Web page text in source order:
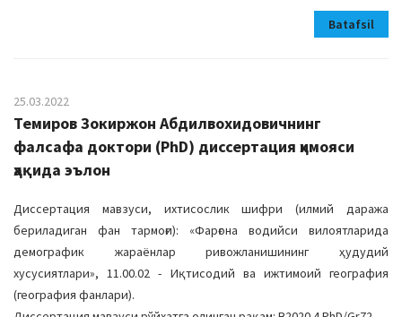
Batafsil
25.03.2022
Темиров Зокиржон Абдилвохидовичнинг
фалсафа доктори (PhD) диссертация ҳимояси
ҳақида эълон
Диссертация мавзуси, ихтисослик шифри (илмий даража
бериладиган фан тармоғи): «Фарғона водийси вилоятларида
демографик жараёнлар ривожланишининг ҳудудий
хусусиятлари», 11.00.02 - Иқтисодий ва ижтимоий география
(география фанлари).